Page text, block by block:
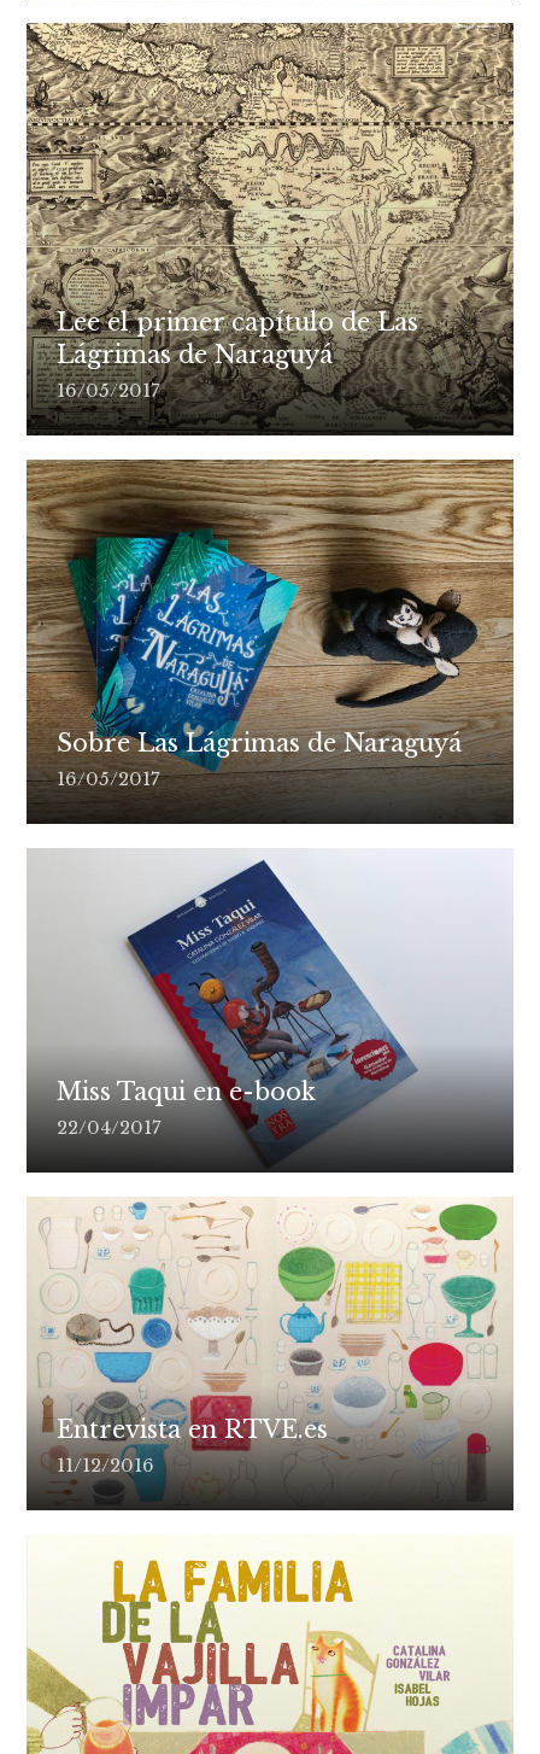
Lee el primer capítulo de Las
Lágrimas de Naraguyá
16/05/2017
Sobre Las Lágrimas de Naraguyá
16/05/2017
Miss Taqui en e-book
22/04/2017
Entrevista en RTVE.es
11/12/2016